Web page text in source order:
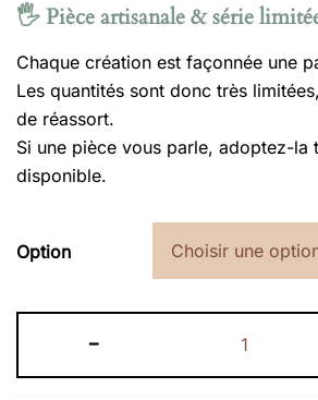
🖐️ Pièce artisanale & série
Chaque création est façonnée une
Les quantités sont donc très
de réassort.
Si une pièce vous parle, adoptez-la
disponible.
Option
-
de
Bolinette